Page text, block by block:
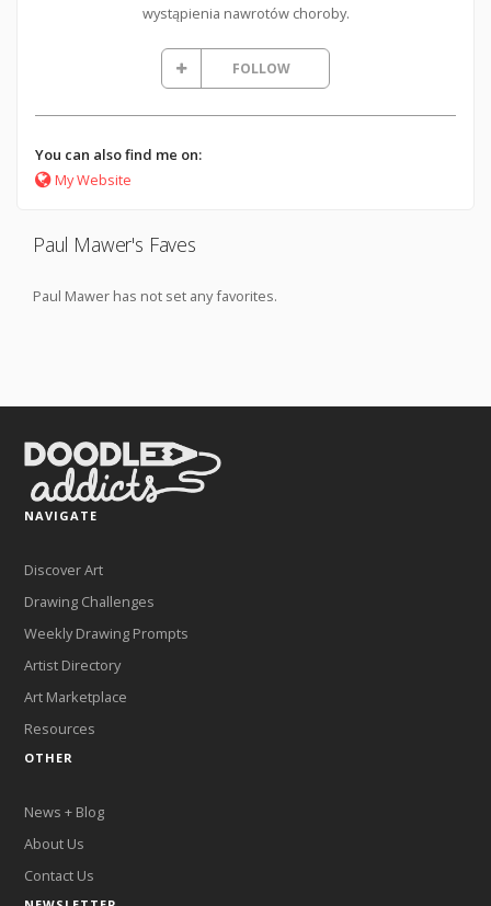
wystąpienia nawrotów choroby.
FOLLOW
You can also find me on:
My Website
Paul Mawer's Faves
Paul Mawer has not set any favorites.
NAVIGATE
Discover Art
Drawing Challenges
Weekly Drawing Prompts
Artist Directory
Art Marketplace
Resources
OTHER
News + Blog
About Us
Contact Us